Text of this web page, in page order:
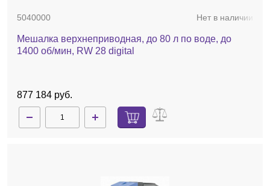
5040000 Нет в наличии
Мешалка верхнеприводная, до 80 л по воде, до
1400 об/мин, RW 28 digital
877 184 руб.